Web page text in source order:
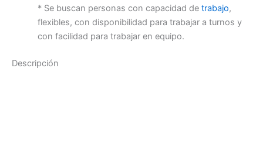
* Se buscan personas con capacidad de trabajo,
flexibles, con disponibilidad para trabajar a turnos y
con facilidad para trabajar en equipo.
Descripción